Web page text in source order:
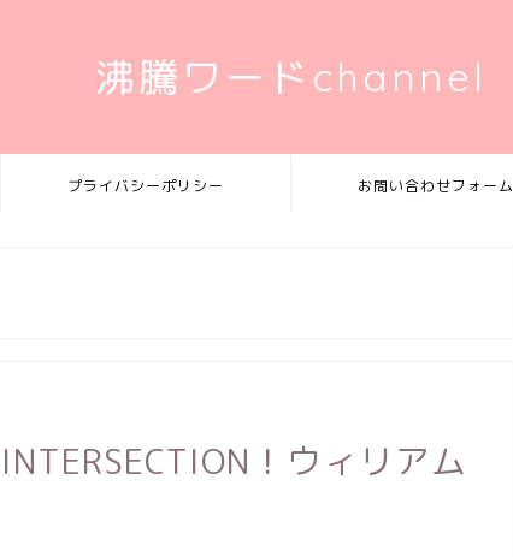
沸騰ワードchannel
プライバシーポリシー お問い合わせフォーム
！ウィリアム